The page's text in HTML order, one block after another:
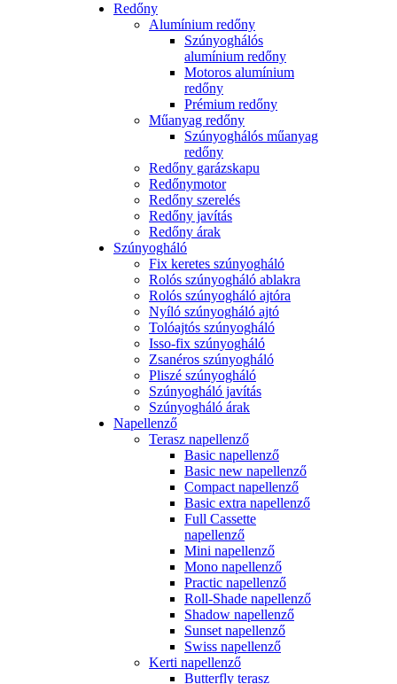
Redőny
Alumínium redőny
Szúnyoghálós
alumínium redőny
Motoros alumínium
redőny
Prémium redőny
Műanyag redőny
Szúnyoghálós műanyag
redőny
Redőny garázskapu
Redőnymotor
Redőny szerelés
Redőny javítás
Redőny árak
Szúnyogháló
Fix keretes szúnyogháló
Rolós szúnyogháló ablakra
Rolós szúnyogháló ajtóra
Nyíló szúnyogháló ajtó
Tolóajtós szúnyogháló
Isso-fix szúnyogháló
Zsanéros szúnyogháló
Pliszé szúnyogháló
Szúnyogháló javítás
Szúnyogháló árak
Napellenző
Terasz napellenző
Basic napellenző
Basic new napellenző
Compact napellenző
Basic extra napellenző
Full Cassette
napellenző
Mini napellenző
Mono napellenző
Practic napellenző
Roll-Shade napellenző
Shadow napellenző
Sunset napellenző
Swiss napellenző
Kerti napellenző
Butterfly terasz